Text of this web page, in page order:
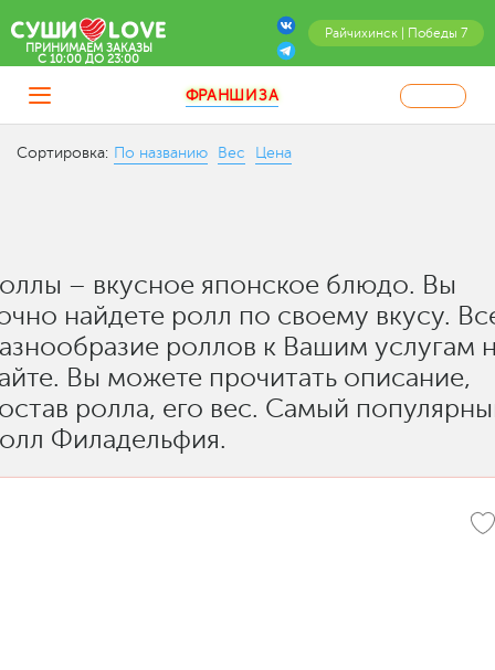
Райчихинск | Победы 7
ПРИНИМАЕМ ЗАКАЗЫ
C 10:00 ДО 23:00
ФРАНШИЗА
Сортировка: По названию Вес Цена
– вкусное японское блюдо. Вы
найдете ролл по своему вкусу.
роллов к Вашим услугам
Вы можете прочитать описание,
ролла, его вес. Самый
Филадельфия.